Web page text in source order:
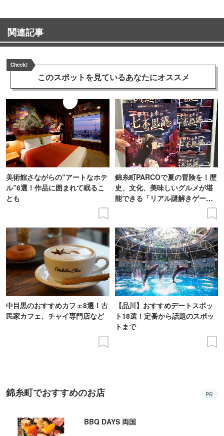
関連記事
Check!
このスポットを見ているあなたにオススメ
美術館さながらの“アートなホテ
ル”6選！作品に囲まれて眠るこ
とも
錦糸町PARCOで夏の冒険を！歴
史、文化、美味しいグルメが堪
能できる「リアル謎解きゲー
中目黒のおすすめカフェ8選！古
民家カフェ、チャイ専門店など
【品川】おすすめデートスポッ
ト18選！定番から話題のスポッ
トまで
錦糸町でおすすめのお店 PR
BBQ DAYS 両国